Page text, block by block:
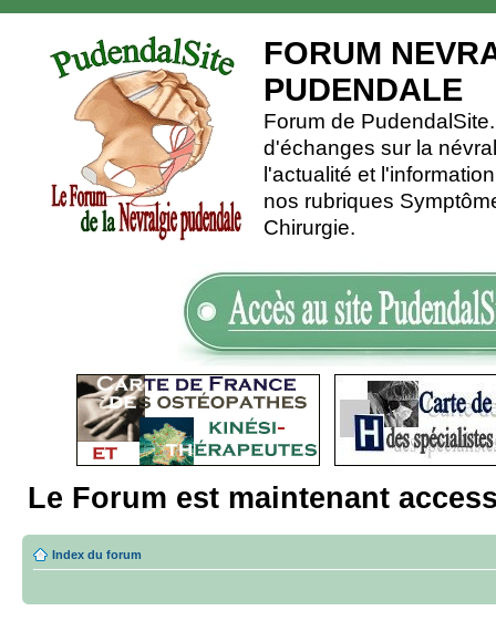
FORUM
PUDENDALE
Forum de
d'échanges sur la
l'actualité et
nos rubriques
Chirurgie.
Le Forum est maintenant
Index du forum